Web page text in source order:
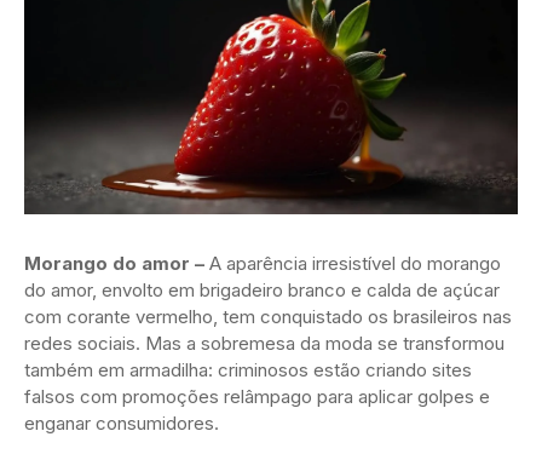
Morango do amor – A aparência irresistível do morango
do amor, envolto em brigadeiro branco e calda de açúcar
com corante vermelho, tem conquistado os brasileiros nas
redes sociais. Mas a sobremesa da moda se transformou
também em armadilha: criminosos estão criando sites
falsos com promoções relâmpago para aplicar golpes e
enganar consumidores.